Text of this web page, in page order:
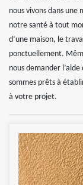
nous vivons dans
notre santé à tout
d’une maison, le
ponctuellement.
nous demander
sommes prêts à
à votre projet.